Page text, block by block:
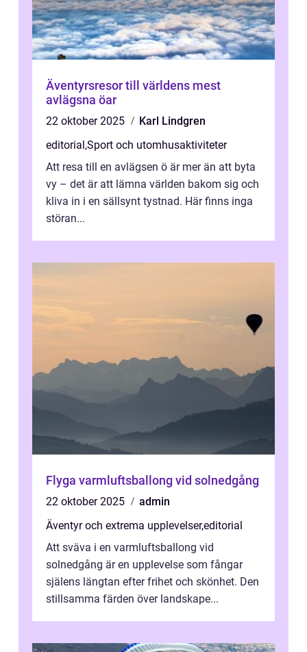
Äventyrsresor till världens mest
avlägsna öar
22 oktober 2025
Karl Lindgren
editorial,Sport och utomhusaktiviteter
Att resa till en avlägsen ö är mer än att byta
vy – det är att lämna världen bakom sig och
kliva in i en sällsynt tystnad. Här finns inga
störan...
Flyga varmluftsballong vid solnedgång
22 oktober 2025
admin
Äventyr och extrema upplevelser,editorial
Att sväva i en varmluftsballong vid
solnedgång är en upplevelse som fångar
själens längtan efter frihet och skönhet. Den
stillsamma färden över landskape...